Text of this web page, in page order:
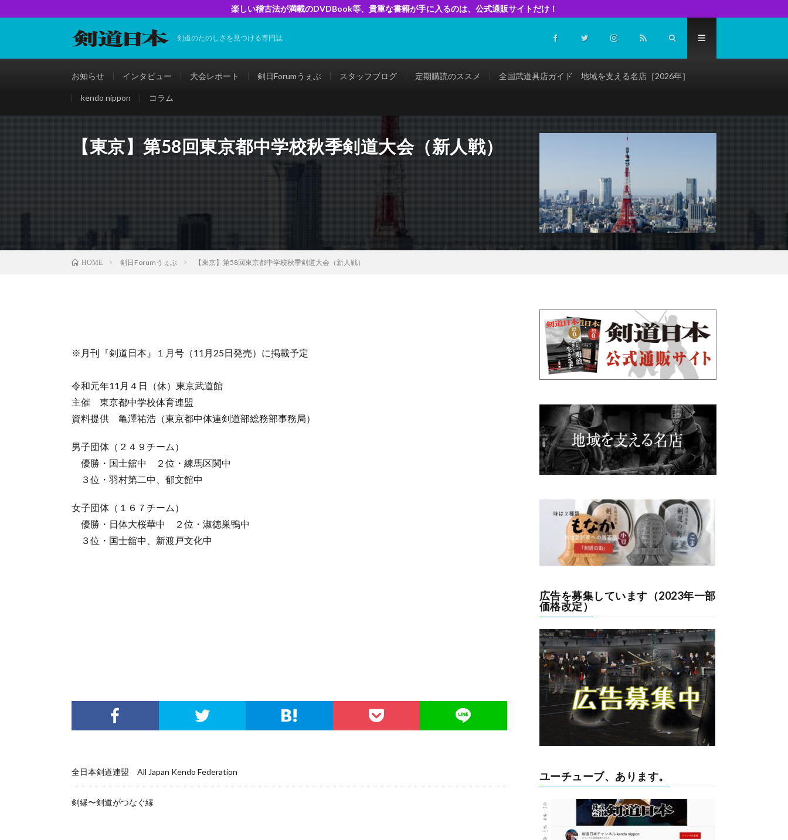
楽しい稽古法が満載のDVDBook等、貴重な書籍が手に入るのは、公式通販サイトだけ！
剣道のたのしさを見つける専門誌
お知らせ インタビュー 大会レポート 剣日Forumうぇぶ スタッフブログ 定期購読のススメ 全国武道具店ガイド 地域を支える名店［2026年］
kendo nippon コラム
【東京】第58回東京都中学校秋季剣道大会（新人戦）
HOME 剣日Forumうぇぶ 【東京】第58回東京都中学校秋季剣道大会（新人戦）
※月刊『剣道日本』１月号（11月25日発売）に掲載予定
令和元年11月４日（休）東京武道館
主催 東京都中学校体育連盟
資料提供 亀澤祐浩（東京都中体連剣道部総務部事務局）
男子団体（２４９チーム）
優勝・国士舘中 ２位・練馬区関中
３位・羽村第二中、郁文館中
女子団体（１６７チーム）
優勝・日体大桜華中 ２位・淑徳巣鴨中
３位・国士舘中、新渡戸文化中
全日本剣道連盟 All Japan Kendo Federation
剣縁〜剣道がつなぐ縁
広告を募集しています（2023年一部
価格改定）
ユーチューブ、あります。